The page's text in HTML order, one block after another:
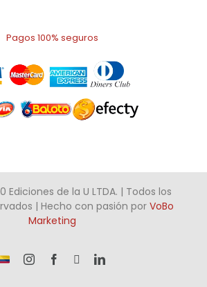
Pagos 100% seguros
Ediciones de la U LTDA. | Todos los
| Hecho con pasión por VoBo
Marketing
InstagramFacebook LinkedIn